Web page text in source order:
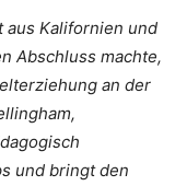
aus Kalifornien und
Abschluss machte,
an der
und bringt den